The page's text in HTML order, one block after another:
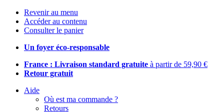
Revenir au menu
Accéder au contenu
Consulter le panier
Un foyer éco-responsable
France : Livraison standard gratuite à partir de 59,90 €
Retour gratuit
Aide
Où est ma commande ?
Retours